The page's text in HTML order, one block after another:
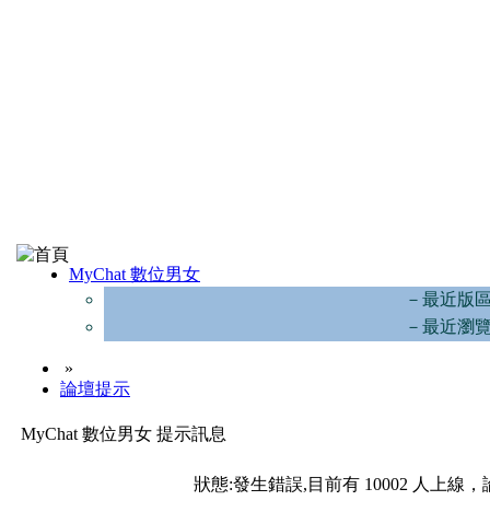
MyChat 數位男女
－最近版
－最近瀏
»
論壇提示
MyChat 數位男女 提示訊息
狀態:發生錯誤,目前有 10002 人上線